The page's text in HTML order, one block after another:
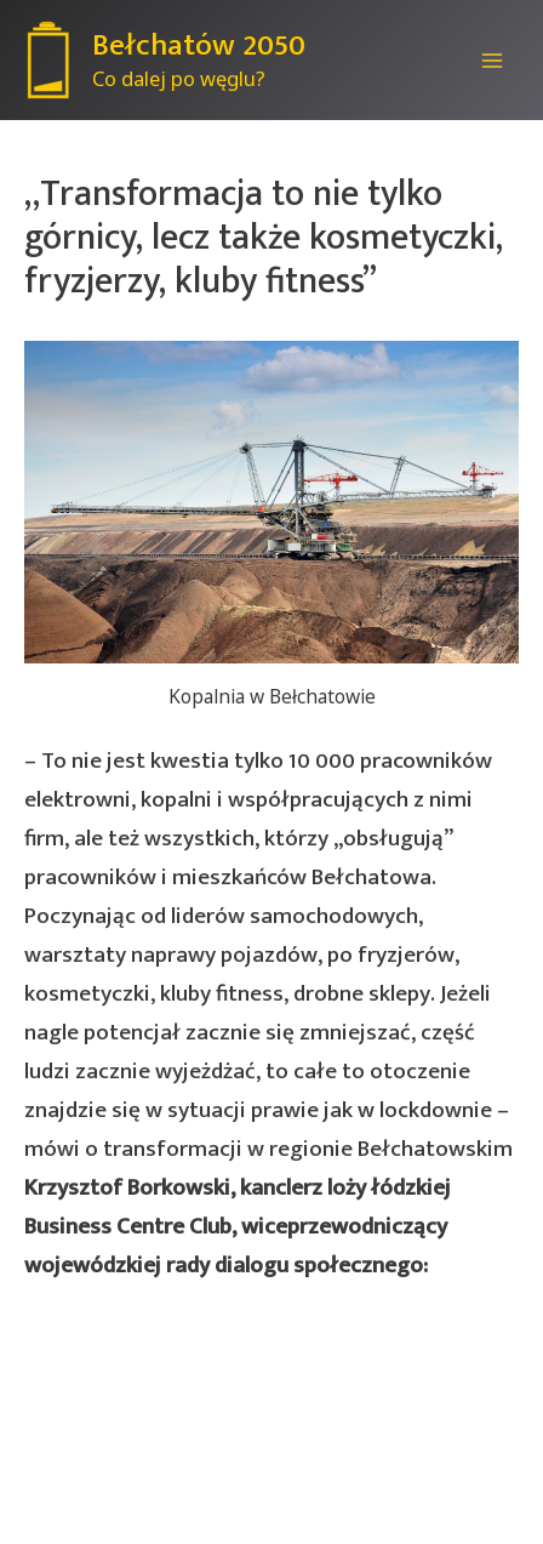
Bełchatów 2050
Co dalej po węglu?
„Transformacja to nie tylko
górnicy, lecz także kosmetyczki,
fryzjerzy, kluby fitness”
Kopalnia w Bełchatowie
– To nie jest kwestia tylko 10 000 pracowników
elektrowni, kopalni i współpracujących z nimi
firm, ale też wszystkich, którzy „obsługują”
pracowników i mieszkańców Bełchatowa.
Poczynając od liderów samochodowych,
warsztaty naprawy pojazdów, po fryzjerów,
kosmetyczki, kluby fitness, drobne sklepy. Jeżeli
nagle potencjał zacznie się zmniejszać, część
ludzi zacznie wyjeżdżać, to całe to otoczenie
znajdzie się w sytuacji prawie jak w lockdownie –
mówi o transformacji w regionie Bełchatowskim
Krzysztof Borkowski, kanclerz loży łódzkiej
Business Centre Club, wiceprzewodniczący
wojewódzkiej rady dialogu społecznego: